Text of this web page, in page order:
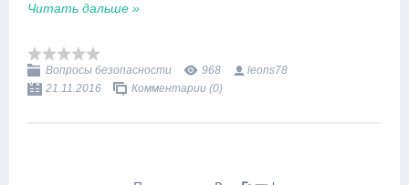
Читать дальше »
Вопросы безопасности 968
leons78
21.11.2016
Комментарии (0)